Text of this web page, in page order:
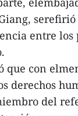
entre los
que con
derechos
del